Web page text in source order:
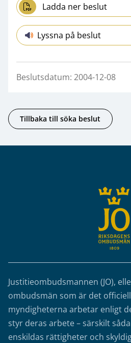
Ladda ner beslut
Lyssna på beslut
Beslutsdatum: 2004-12-08
Tillbaka till söka beslut
Justitieombudsmannen (JO),
ombudsmän som är det
myndigheterna arbetar enligt
styr deras arbete – särskilt
enskildas rättigheter och